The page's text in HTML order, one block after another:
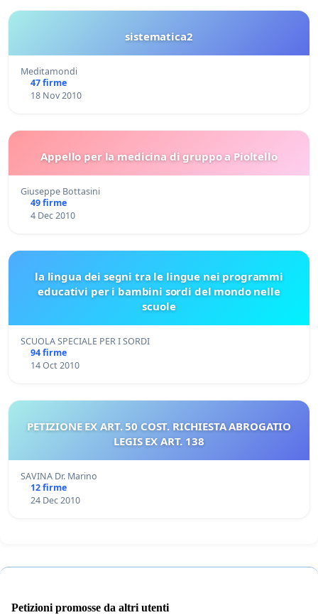
sistematica2
Meditamondi
47 firme
18 Nov 2010
Appello per la medicina di gruppo a Pioltello
Giuseppe Bottasini
49 firme
4 Dec 2010
la lingua dei segni tra le lingue nei programmi
educativi per i bambini sordi del mondo nelle
scuole
SCUOLA SPECIALE PER I SORDI
94 firme
14 Oct 2010
PETIZIONE EX ART. 50 COST. RICHIESTA ABROGATIO
LEGIS EX ART. 138
SAVINA Dr. Marino
12 firme
24 Dec 2010
Petizioni promosse da altri utenti